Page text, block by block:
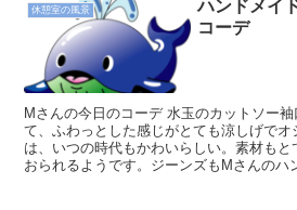
休憩室の風景
ハンドメイ
コーデ
Mさんの今日のコーデ 水玉のカットソー
て、ふわっとした感じがとても涼しげで
は、いつの時代もかわいらしい。素材も
おられるようです。ジーンズもMさんのハ